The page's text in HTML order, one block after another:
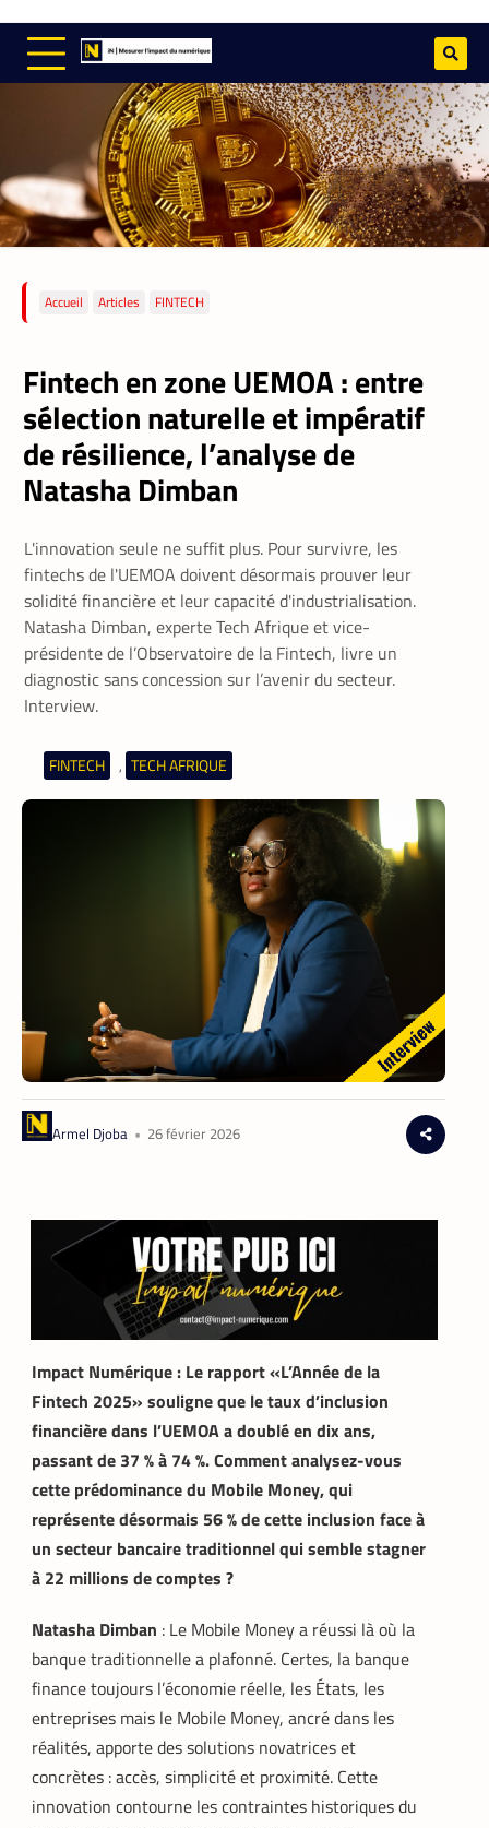
Accueil Articles FINTECH
Fintech en zone UEMOA : entre
sélection naturelle et impératif
de résilience, l’analyse de
Natasha Dimban
L'innovation seule ne suffit plus. Pour survivre, les
fintechs de l'UEMOA doivent désormais prouver leur
solidité financière et leur capacité d'industrialisation.
Natasha Dimban, experte Tech Afrique et vice-
présidente de l’Observatoire de la Fintech, livre un
diagnostic sans concession sur l’avenir du secteur.
Interview.
FINTECH , TECH AFRIQUE
Armel Djoba • 26 février 2026
Impact Numérique : Le rapport «L’Année de la
Fintech 2025» souligne que le taux d’inclusion
financière dans l’UEMOA a doublé en dix ans,
passant de 37 % à 74 %. Comment analysez-vous
cette prédominance du Mobile Money, qui
représente désormais 56 % de cette inclusion face à
un secteur bancaire traditionnel qui semble stagner
à 22 millions de comptes ?
Natasha Dimban : Le Mobile Money a réussi là où la
banque traditionnelle a plafonné. Certes, la banque
finance toujours l’économie réelle, les États, les
entreprises mais le Mobile Money, ancré dans les
réalités, apporte des solutions novatrices et
concrètes : accès, simplicité et proximité. Cette
innovation contourne les contraintes historiques du